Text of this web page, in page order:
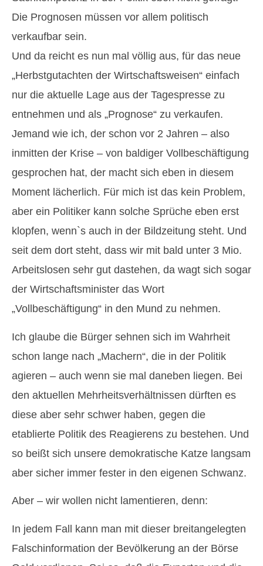
Die Prognosen müssen vor allem politisch
verkaufbar sein.
Und da reicht es nun mal völlig aus, für das neue
„Herbstgutachten der Wirtschaftsweisen“ einfach
nur die aktuelle Lage aus der Tagespresse zu
entnehmen und als „Prognose“ zu verkaufen.
Jemand wie ich, der schon vor 2 Jahren – also
inmitten der Krise – von baldiger Vollbeschäftigung
gesprochen hat, der macht sich eben in diesem
Moment lächerlich. Für mich ist das kein Problem,
aber ein Politiker kann solche Sprüche eben erst
klopfen, wenn`s auch in der Bildzeitung steht. Und
seit dem dort steht, dass wir mit bald unter 3 Mio.
Arbeitslosen sehr gut dastehen, da wagt sich sogar
der Wirtschaftsminister das Wort
„Vollbeschäftigung“ in den Mund zu nehmen.
Ich glaube die Bürger sehnen sich im Wahrheit
schon lange nach „Machern“, die in der Politik
agieren – auch wenn sie mal daneben liegen. Bei
den aktuellen Mehrheitsverhältnissen dürften es
diese aber sehr schwer haben, gegen die
etablierte Politik des Reagierens zu bestehen. Und
so beißt sich unsere demokratische Katze langsam
aber sicher immer fester in den eigenen Schwanz.
Aber – wir wollen nicht lamentieren, denn:
In jedem Fall kann man mit dieser breitangelegten
Falschinformation der Bevölkerung an der Börse